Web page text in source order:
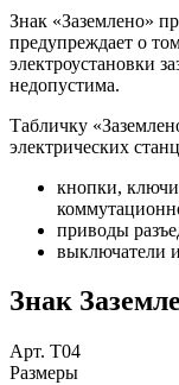
Знак «Заземлено»
предупреждает о
электроустановки
недопустима.
Табличку
электрических
кнопки,
приводы
выключатели
Знак
Арт. T04
Размеры